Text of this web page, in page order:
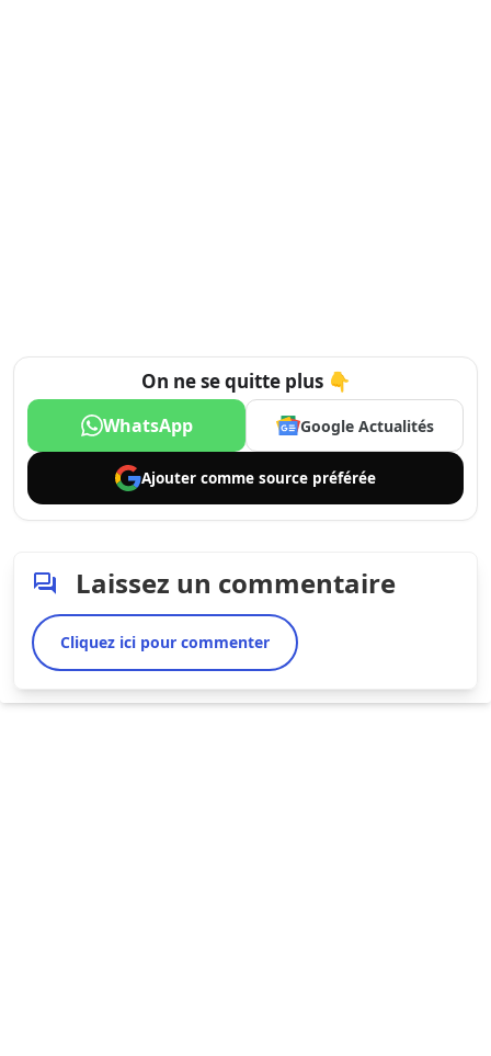
On ne se quitte plus 👇
WhatsApp Google Actualités
Ajouter comme source préférée
Laissez un commentaire
Cliquez ici pour commenter